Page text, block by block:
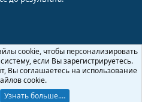
Помощь
2026 XenForo Ltd.
cookie, чтобы персонализировать
если Вы зарегистрируетесь.
Вы соглашаетесь на использование
cookie.
Узнать больше.…